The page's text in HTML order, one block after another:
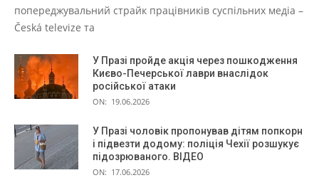
попереджувальний страйк працівників суспільних медіа –
Česká televize та
У Празі пройде акція через пошкодження
Києво-Печерської лаври внаслідок
російської атаки
ON: 19.06.2026
У Празі чоловік пропонував дітям попкорн
і підвезти додому: поліція Чехії розшукує
підозрюваного. ВІДЕО
ON: 17.06.2026